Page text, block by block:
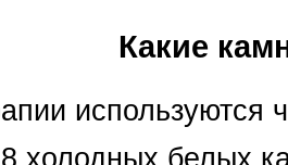
Какие
холодных белых